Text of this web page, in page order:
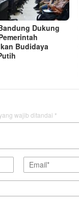
Dukung
Budidaya
wajib ditandai *